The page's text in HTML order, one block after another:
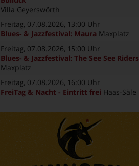
Villa Geyerswörth
Freitag, 07.08.2026, 13:00 Uhr
Blues- & Jazzfestival: Maura Maxplatz
Freitag, 07.08.2026, 15:00 Uhr
Blues- & Jazzfestival: The See See Riders
Maxplatz
Freitag, 07.08.2026, 16:00 Uhr
FreiTag & Nacht - Eintritt frei Haas-Säle